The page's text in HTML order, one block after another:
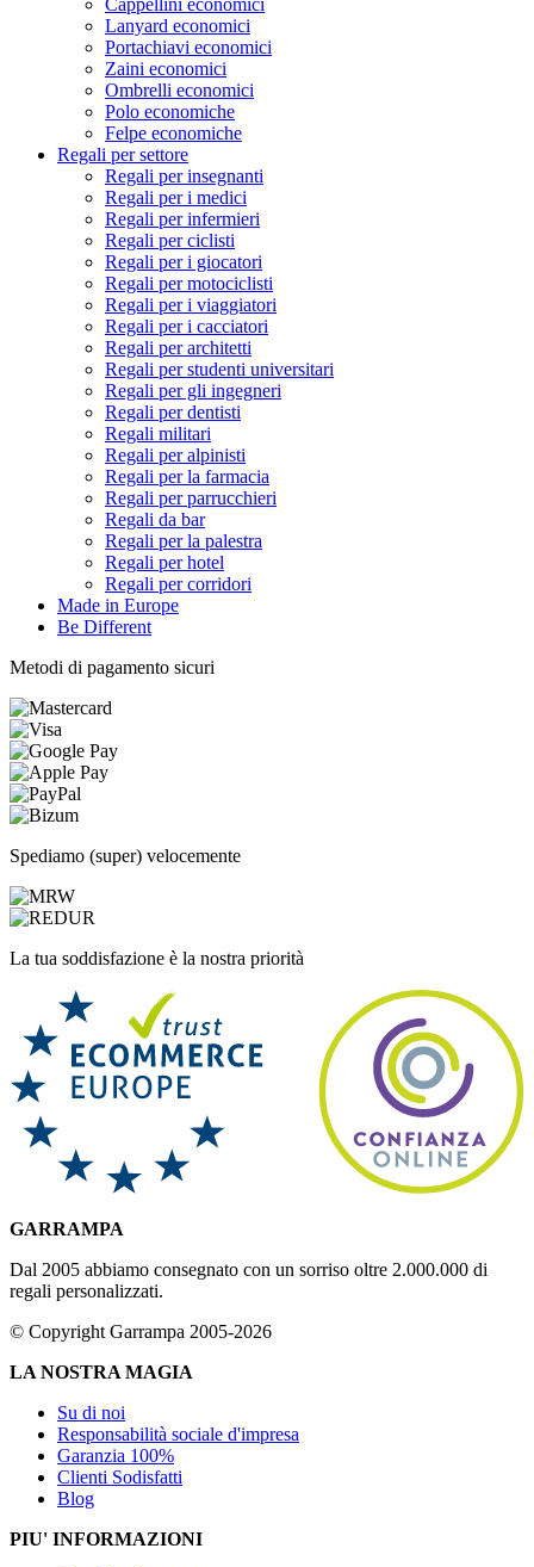
Lanyard economici
Portachiavi economici
Zaini economici
Ombrelli economici
Polo economiche
Felpe economiche
Regali per settore
Regali per insegnanti
Regali per i medici
Regali per infermieri
Regali per ciclisti
Regali per i giocatori
Regali per motociclisti
Regali per i viaggiatori
Regali per i cacciatori
Regali per architetti
Regali per studenti universitari
Regali per gli ingegneri
Regali per dentisti
Regali militari
Regali per alpinisti
Regali per la farmacia
Regali per parrucchieri
Regali da bar
Regali per la palestra
Regali per hotel
Regali per corridori
Made in Europe
Be Different
Metodi di pagamento sicuri
Spediamo (super) velocemente
La tua soddisfazione è la nostra priorità
GARRAMPA
Dal 2005 abbiamo consegnato con un sorriso oltre 2.000.000 di
regali personalizzati.
© Copyright Garrampa 2005-2026
LA NOSTRA MAGIA
Su di noi
Responsabilità sociale d'impresa
Garanzia 100%
Clienti Sodisfatti
Blog
PIU' INFORMAZIONI